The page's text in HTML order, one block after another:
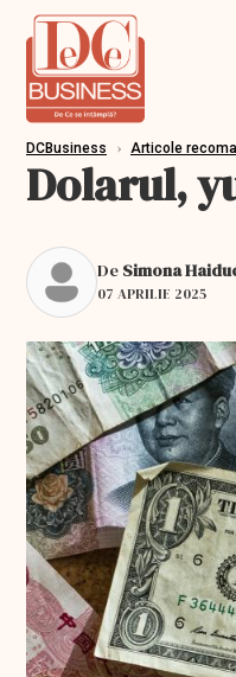
DCBusiness › Articole
Dolarul,
De Simona
07 APRILIE 2025